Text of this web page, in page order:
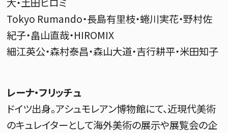
Tokyo Rumando・長島有里枝・蜷川実花・野村佐
紀子・畠山直哉・HIROMIX
細江英公・森村泰昌・森山大道・吉行耕平・米田知子
レーナ・フリッチュ
ドイツ出身。アシュモレアン博物館にて、近現代美術
のキュレイターとして海外美術の展示や展覧会の企